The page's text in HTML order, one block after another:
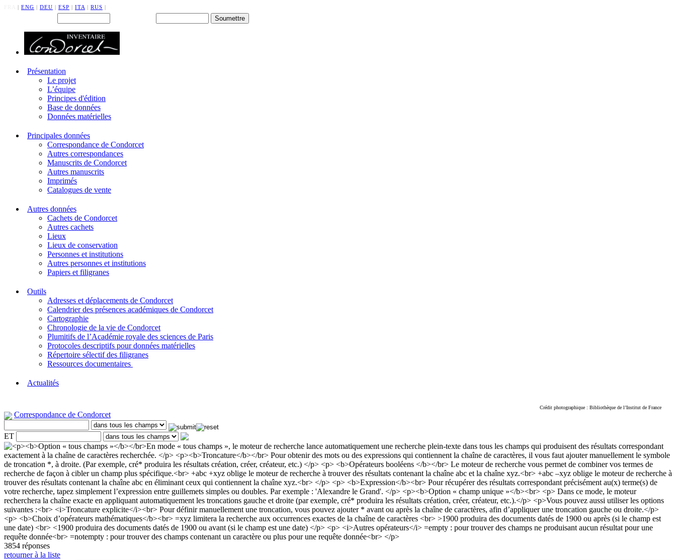
| ENG | DEU | ESP | ITA | RUS |
Présentation
Le projet
L’équipe
Principes d'édition
Base de données
Données matérielles
Principales données
Correspondance de Condorcet
Autres correspondances
Manuscrits de Condorcet
Autres manuscrits
Imprimés
Catalogues de vente
Autres données
Cachets de Condorcet
Autres cachets
Lieux
Lieux de conservation
Personnes et institutions
Autres personnes et institutions
Papiers et filigranes
Outils
Adresses et déplacements de Condorcet
Calendrier des présences académiques de Condorcet
Cartographie
Chronologie de la vie de Condorcet
Plumitifs de l’Académie royale des sciences de Paris
Protocoles descriptifs pour données matérielles
Répertoire sélectif des filigranes
Ressources documentaires
Actualités
Crédit photographique : Bibliothèque de l’Institut de France
Correspondance de Condorcet
ET
3854 réponses
retourner à la liste